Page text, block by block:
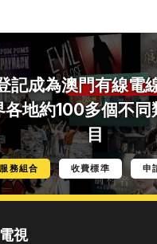
記成為澳門有線電
各地約100多個不同
目
服務組合 收費標準 申
視